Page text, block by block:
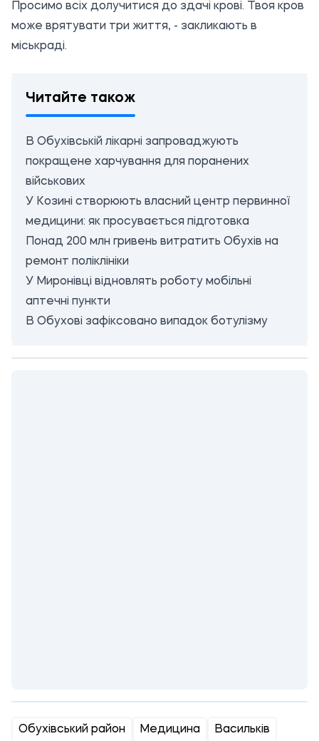
Просимо всіх долучитися до здачі крові. Твоя кров
може врятувати три життя, - закликають в
міськраді.
Читайте також
В Обухівській лікарні запроваджують
покращене харчування для поранених
військових
У Козині створюють власний центр первинної
медицини: як просувається підготовка
Понад 200 млн гривень витратить Обухів на
ремонт поліклініки
У Миронівці відновлять роботу мобільні
аптечні пункти
В Обухові зафіксовано випадок ботулізму
Обухівський район Медицина Васильків